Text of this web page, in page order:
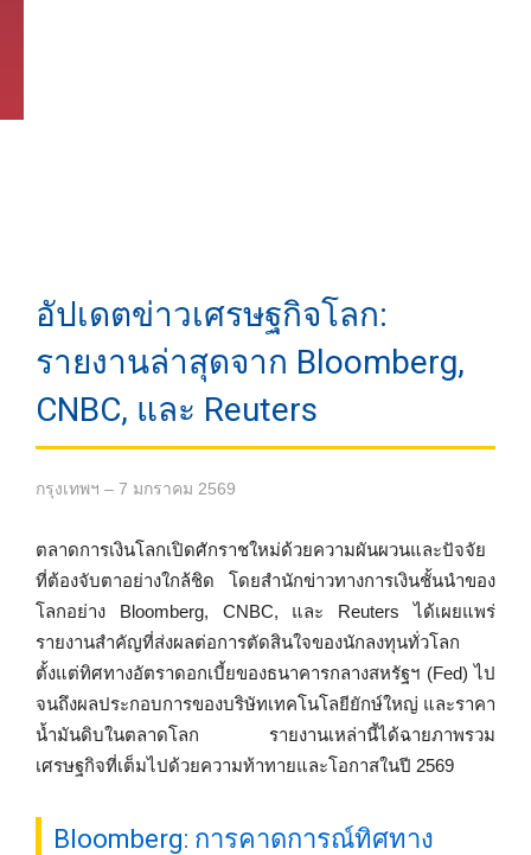
อัปเดตข่าวเศรษฐกิจโลก:
รายงานล่าสุดจาก Bloomberg,
CNBC, และ Reuters
กรุงเทพฯ – 7 มกราคม 2569
ตลาดการเงินโลกเปิดศักราชใหม่ด้วยความผันผวนและปัจจัย
ที่ต้องจับตาอย่างใกล้ชิด โดยสำนักข่าวทางการเงินชั้นนำของ
โลกอย่าง Bloomberg, CNBC, และ Reuters ได้เผยแพร่
รายงานสำคัญที่ส่งผลต่อการตัดสินใจของนักลงทุนทั่วโลก
ตั้งแต่ทิศทางอัตราดอกเบี้ยของธนาคารกลางสหรัฐฯ (Fed) ไป
จนถึงผลประกอบการของบริษัทเทคโนโลยียักษ์ใหญ่ และราคา
น้ำมันดิบในตลาดโลก รายงานเหล่านี้ได้ฉายภาพรวม
เศรษฐกิจที่เต็มไปด้วยความท้าทายและโอกาสในปี 2569
Bloomberg: การคาดการณ์ทิศทาง